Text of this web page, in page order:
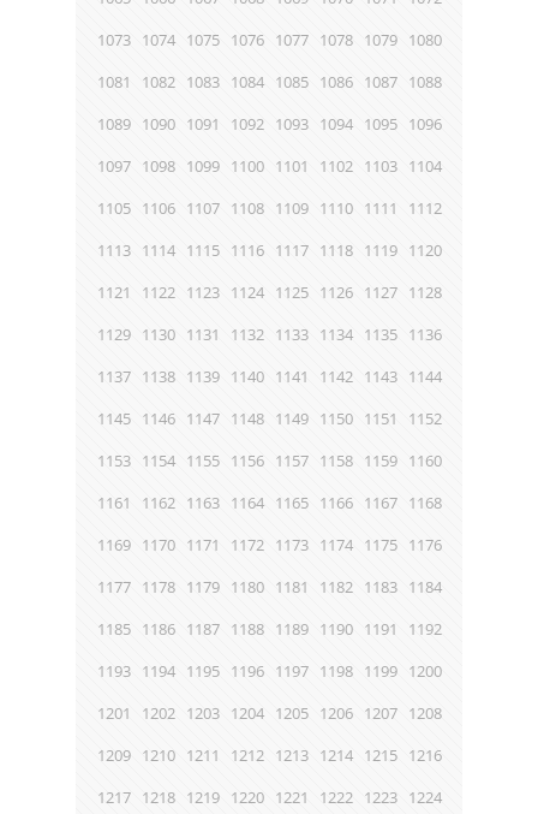
1073 1074 1075 1076 1077 1078 1079 1080
1081
1082 1083 1084 1085 1086 1087 1088
1089 1090 1091 1092 1093 1094 1095 1096
1097 1098 1099 1100 1101 1102 1103 1104
1105 1106 1107 1108 1109 1110 1111
1112
1113 1114 1115 1116 1117 1118 1119 1120
1121
1122 1123 1124 1125 1126 1127 1128
1129 1130 1131 1132 1133 1134 1135 1136
1137 1138 1139 1140 1141 1142 1143 1144
1145 1146 1147 1148 1149 1150 1151
1152
1153 1154 1155 1156 1157 1158 1159 1160
1161
1162 1163 1164 1165 1166 1167 1168
1169 1170 1171 1172 1173 1174 1175 1176
1177 1178 1179 1180 1181 1182 1183 1184
1185 1186 1187 1188 1189 1190 1191
1192
1193 1194 1195 1196 1197 1198 1199 1200
1201
1202 1203 1204 1205 1206 1207 1208
1209 1210 1211 1212 1213 1214 1215 1216
1217 1218 1219 1220 1221 1222 1223 1224